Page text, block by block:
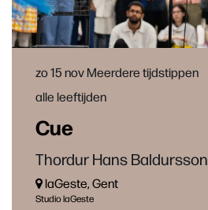
Cue
Thordur Hans Baldursson
alle leeftijden
zo 15 novMeerdere tijdstippen
laGeste, Gent
Studio laGeste